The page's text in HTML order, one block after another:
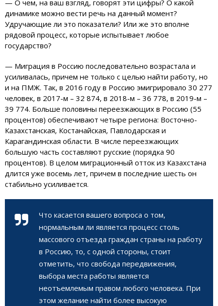
— О чем, на ваш взгляд, говорят эти цифры? О какой
динамике можно вести речь на данный момент?
Удручающие ли это показатели? Или же это вполне
рядовой процесс, которые испытывает любое
государство?
— Миграция в Россию последовательно возрастала и
усиливалась, причем не только с целью найти работу, но
и на ПМЖ. Так, в 2016 году в Россию эмигрировало 30 277
человек, в 2017-м – 32 874, в 2018-м – 36 778, в 2019-м –
39 774. Больше половины переезжающих в Россию (55
процентов) обеспечивают четыре региона: Восточно-
Казахстанская, Костанайская, Павлодарская и
Карагандинская области. В числе переезжающих
большую часть составляют русские (порядка 90
процентов). В целом миграционный отток из Казахстана
длится уже восемь лет, причем в последние шесть он
стабильно усиливается.
Что касается вашего вопроса о том,
нормальным ли является процесс столь
массового отъезда граждан страны на работу
в Россию, то, с одной стороны, стоит
отметить, что свобода передвижения,
выбора места работы является
неотъемлемым правом любого человека. При
этом желание найти более высокую